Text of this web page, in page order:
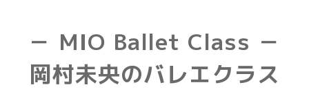
－ MIO Ballet Class －
岡村未央のバレエクラス